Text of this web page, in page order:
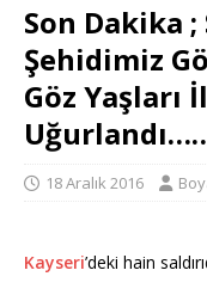
Son Dakika
Şehidimiz
Göz Yaşları
18 Aralık 2016
Kayseri’deki hain